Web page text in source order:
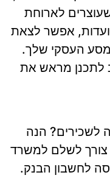
לארוחת
אפשר לצאת
העסקי שלך.
לתכנן מראש את
לשכירים? הנה
צורך לשלם למשרד
לחשבון הבנק.